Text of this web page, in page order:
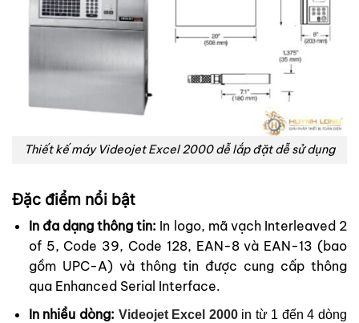
Thiết kế máy Videojet Excel 2000 dễ lắp đặt dễ sử dụng
Đặc điểm nổi bật
In đa dạng thông tin: In logo, mã vạch Interleaved 2
of 5, Code 39, Code 128, EAN-8 và EAN-13 (bao
gồm UPC-A) và thông tin được cung cấp thông
qua Enhanced Serial Interface.
In nhiều dòng: Videojet Excel 2000 in từ 1 đến 4 dòng